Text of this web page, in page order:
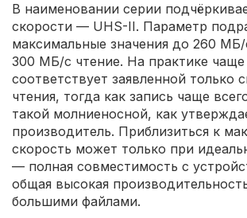
В наименовании серии
скорости — UHS-II. Параметр
максимальные значения до 260
300 МБ/с чтение. На практике чаще
соответствует заявленной только
чтения, тогда как запись чаще
такой молниеносной, как
производитель. Приблизиться к
скорость может только при
— полная совместимость с
общая высокая
большими файлами.